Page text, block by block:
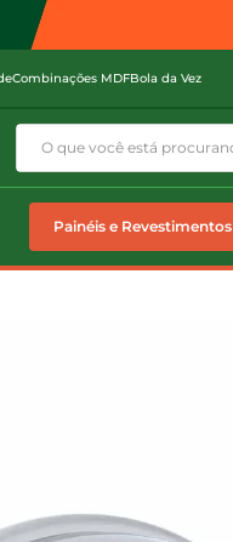
Combinações MDFBola da Vez
Painéis e Revestimentos